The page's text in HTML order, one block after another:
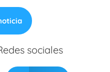
sociales